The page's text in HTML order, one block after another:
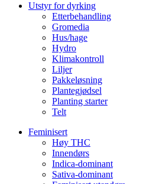
Utstyr for dyrking
Etterbehandling
Gromedia
Hus/hage
Hydro
Klimakontroll
Liljer
Pakkeløsning
Plantegjødsel
Planting starter
Telt
Feminisert
Høy THC
Innendørs
Indica-dominant
Sativa-dominant